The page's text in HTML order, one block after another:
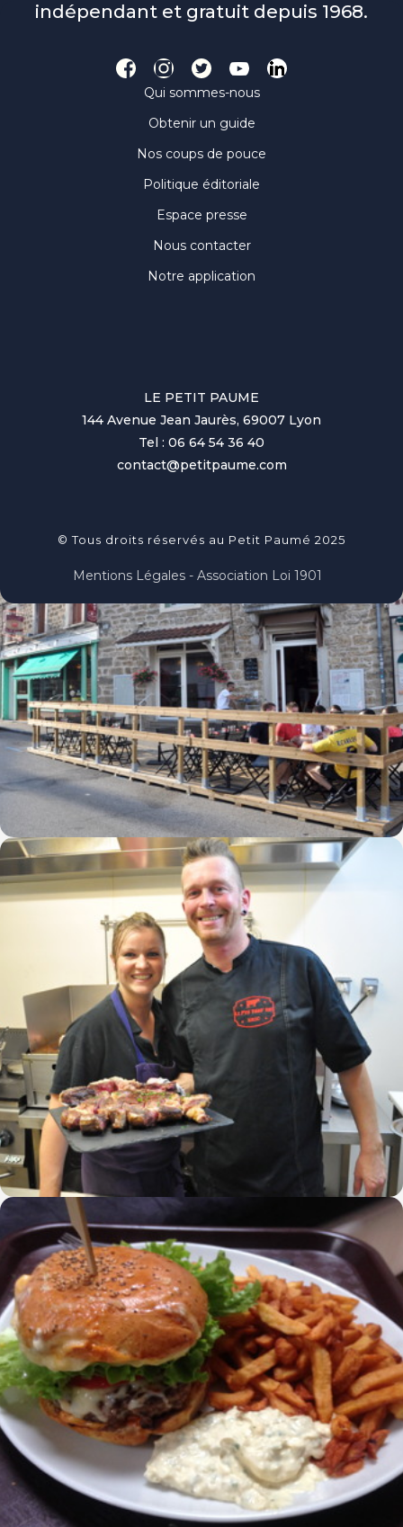
indépendant et gratuit depuis 1968.
Qui sommes-nous
Obtenir un guide
Nos coups de pouce
Politique éditoriale
Espace presse
Nous contacter
Notre application
LE PETIT PAUME
144 Avenue Jean Jaurès, 69007 Lyon
Tel : 06 64 54 36 40
contact@petitpaume.com
© Tous droits réservés au Petit Paumé 2025
Mentions Légales - Association Loi 1901